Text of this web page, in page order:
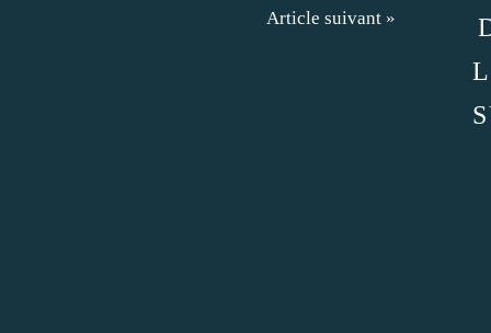
Article suivant »